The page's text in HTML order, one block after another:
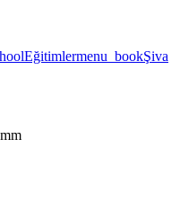
Eğitimlermenu_bookŞiva